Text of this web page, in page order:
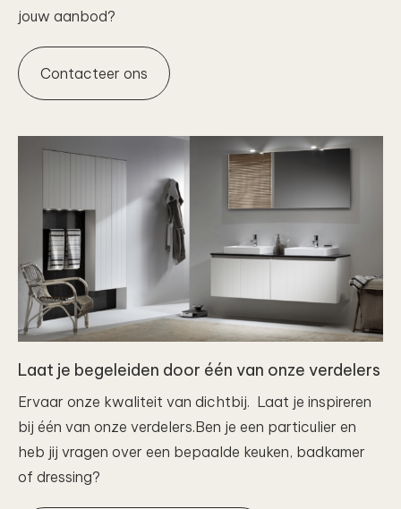
jouw aanbod?
Contacteer ons
Laat je begeleiden door één van onze verdelers
Ervaar onze kwaliteit van dichtbij. Laat je inspireren
bij één van onze verdelers.Ben je een particulier en
heb jij vragen over een bepaalde keuken, badkamer
of dressing?